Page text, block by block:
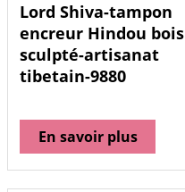
Lord Shiva-tampon
encreur Hindou bois
sculpté-artisanat
tibetain-9880
En savoir plus